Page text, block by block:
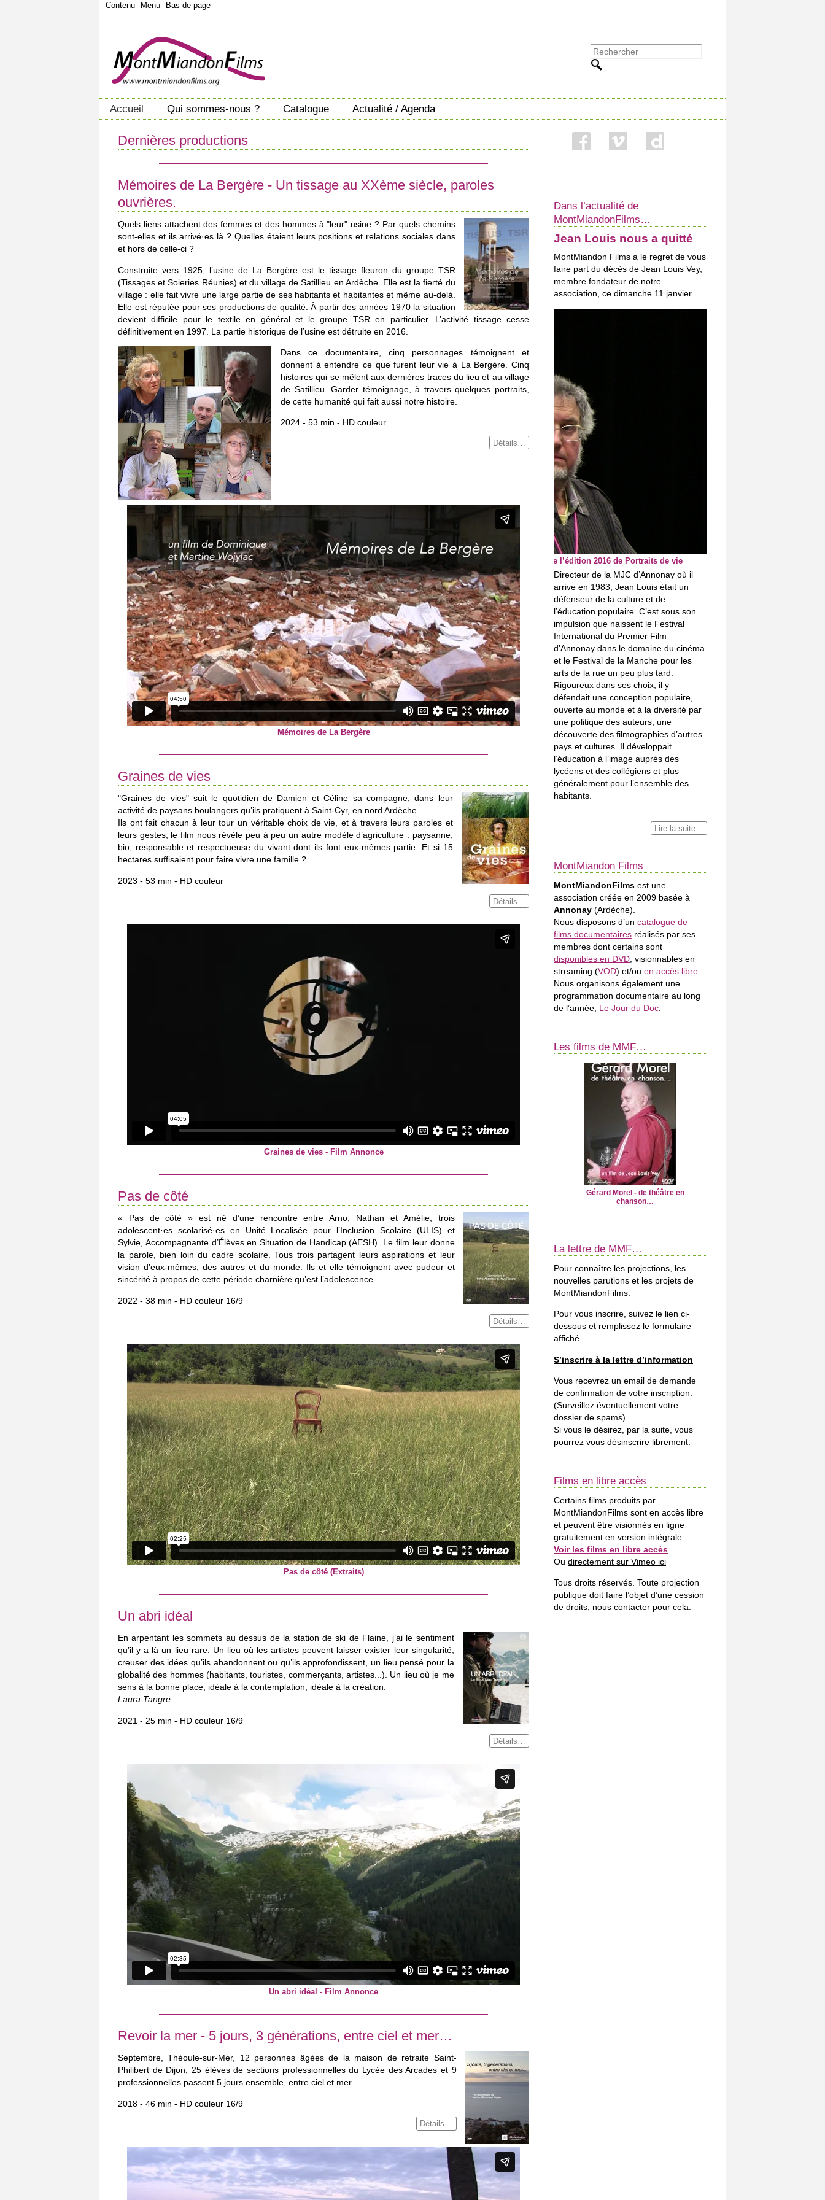
Contenu Menu Bas de page
Accueil Qui sommes-nous ? Catalogue Actualité / Agenda
Dernières productions
Mémoires de La Bergère - Un tissage au XXème siècle, paroles
ouvrières.
Quels liens attachent des femmes et des hommes à "leur" usine ? Par quels chemins
sont-elles et ils arrivé·es là ? Quelles étaient leurs positions et relations sociales dans
et hors de celle-ci ?
Construite vers 1925, l’usine de La Bergère est le tissage fleuron du groupe TSR
(Tissages et Soieries Réunies) et du village de Satillieu en Ardèche. Elle est la fierté du
village : elle fait vivre une large partie de ses habitants et habitantes et même au-delà.
Elle est réputée pour ses productions de qualité. À partir des années 1970 la situation
devient difficile pour le textile en général et le groupe TSR en particulier. L’activité tissage cesse
définitivement en 1997. La partie historique de l’usine est détruite en 2016.
Dans ce documentaire, cinq personnages témoignent et
donnent à entendre ce que furent leur vie à La Bergère. Cinq
histoires qui se mêlent aux dernières traces du lieu et au village
de Satillieu. Garder témoignage, à travers quelques portraits,
de cette humanité qui fait aussi notre histoire.
2024 - 53 min - HD couleur
Détails…
Mémoires de La Bergère
Graines de vies
"Graines de vies" suit le quotidien de Damien et Céline sa compagne, dans leur
activité de paysans boulangers qu’ils pratiquent à Saint-Cyr, en nord Ardèche.
Ils ont fait chacun à leur tour un véritable choix de vie, et à travers leurs paroles et
leurs gestes, le film nous révèle peu à peu un autre modèle d’agriculture : paysanne,
bio, responsable et respectueuse du vivant dont ils font eux-mêmes partie. Et si 15
hectares suffisaient pour faire vivre une famille ?
2023 - 53 min - HD couleur
Détails…
Graines de vies - Film Annonce
Pas de côté
« Pas de côté » est né d’une rencontre entre Arno, Nathan et Amélie, trois
adolescent·es scolarisé·es en Unité Localisée pour l’Inclusion Scolaire (ULIS) et
Sylvie, Accompagnante d’Élèves en Situation de Handicap (AESH). Le film leur donne
la parole, bien loin du cadre scolaire. Tous trois partagent leurs aspirations et leur
vision d’eux-mêmes, des autres et du monde. Ils et elle témoignent avec pudeur et
sincérité à propos de cette période charnière qu’est l’adolescence.
2022 - 38 min - HD couleur 16/9
Détails…
Pas de côté (Extraits)
Un abri idéal
En arpentant les sommets au dessus de la station de ski de Flaine, j’ai le sentiment
qu’il y a là un lieu rare. Un lieu où les artistes peuvent laisser exister leur singularité,
creuser des idées qu’ils abandonnent ou qu’ils approfondissent, un lieu pensé pour la
globalité des hommes (habitants, touristes, commerçants, artistes...). Un lieu où je me
sens à la bonne place, idéale à la contemplation, idéale à la création.
Laura Tangre
2021 - 25 min - HD couleur 16/9
Détails…
Un abri idéal - Film Annonce
Revoir la mer - 5 jours, 3 générations, entre ciel et mer…
Septembre, Théoule-sur-Mer, 12 personnes âgées de la maison de retraite Saint-
Philibert de Dijon, 25 élèves de sections professionnelles du Lycée des Arcades et 9
professionnelles passent 5 jours ensemble, entre ciel et mer.
2018 - 46 min - HD couleur 16/9
Détails…
Dans l’actualité de
MontMiandonFilms…
Jean Louis nous a quitté
MontMiandon Films a le regret de vous
faire part du décès de Jean Louis Vey,
membre fondateur de notre
association, ce dimanche 11 janvier.
Jean Louis lors de l’édition 2016 de Portraits de vie
Directeur de la MJC d’Annonay où il
arrive en 1983, Jean Louis était un
défenseur de la culture et de
l’éducation populaire. C’est sous son
impulsion que naissent le Festival
International du Premier Film
d’Annonay dans le domaine du cinéma
et le Festival de la Manche pour les
arts de la rue un peu plus tard.
Rigoureux dans ses choix, il y
défendait une conception populaire,
ouverte au monde et à la diversité par
une politique des auteurs, une
découverte des filmographies d’autres
pays et cultures. Il développait
l’éducation à l’image auprès des
lycéens et des collégiens et plus
généralement pour l’ensemble des
habitants.
Lire la suite…
MontMiandon Films
MontMiandonFilms est une
association créée en 2009 basée à
Annonay (Ardèche).
Nous disposons d’un catalogue de
films documentaires réalisés par ses
membres dont certains sont
disponibles en DVD, visionnables en
streaming (VOD) et/ou en accès libre.
Nous organisons également une
programmation documentaire au long
de l’année, Le Jour du Doc.
Les films de MMF…
Gérard Morel - de théâtre en
chanson…
La lettre de MMF…
Pour connaître les projections, les
nouvelles parutions et les projets de
MontMiandonFilms.
Pour vous inscrire, suivez le lien ci-
dessous et remplissez le formulaire
affiché.
S’inscrire à la lettre d’information
Vous recevrez un email de demande
de confirmation de votre inscription.
(Surveillez éventuellement votre
dossier de spams).
Si vous le désirez, par la suite, vous
pourrez vous désinscrire librement.
Films en libre accès
Certains films produits par
MontMiandonFilms sont en accès libre
et peuvent être visionnés en ligne
gratuitement en version intégrale.
Voir les films en libre accès
Ou directement sur Vimeo ici
Tous droits réservés. Toute projection
publique doit faire l’objet d’une cession
de droits, nous contacter pour cela.